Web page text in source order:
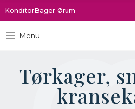
KonditorBager Ørum
Menu
Tørkager,